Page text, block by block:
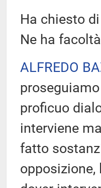
Ha chiesto
Ne ha
ALFREDO
proficuo
interviene
fatto